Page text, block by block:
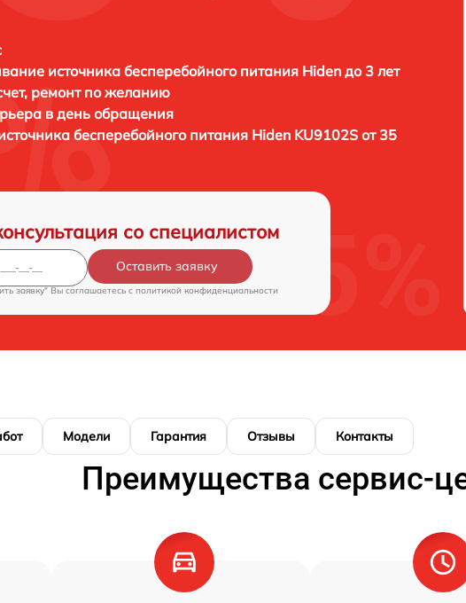
источника бесперебойного питания Hiden до 3 лет
ремонт по желанию
в день обращения
бесперебойного питания Hiden KU9102S от 35
со специалистом
Оставить заявку
заявку" Вы соглашаетесь c политикой конфиденциальности
Модели Гарантия Отзывы Контакты
Преимущества сервис-